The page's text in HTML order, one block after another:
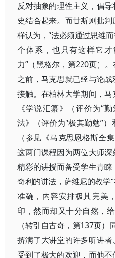
反对抽象的理性主义，倡
史结合起来。而甘斯则批
样认为，“法必须通过思维
个体系，也只有这样它
力”（黑格尔，第220页）
之前，马克思就已经与论
接触。在柏林大学期间，
《学说汇纂》（评价为“
法》（评价为“极其勤勉”）
（参见《马克思恩格斯全
这两门课程因为两位大师深
精彩的讲授而备受学生青
奇利的讲法，萨维尼的教学
准确，内容安排极其完美
印，然而却又十分自然，
（转引自古奇，第137页）
挤满了大讲堂的许多听讲
受到了极大的欢迎，而他